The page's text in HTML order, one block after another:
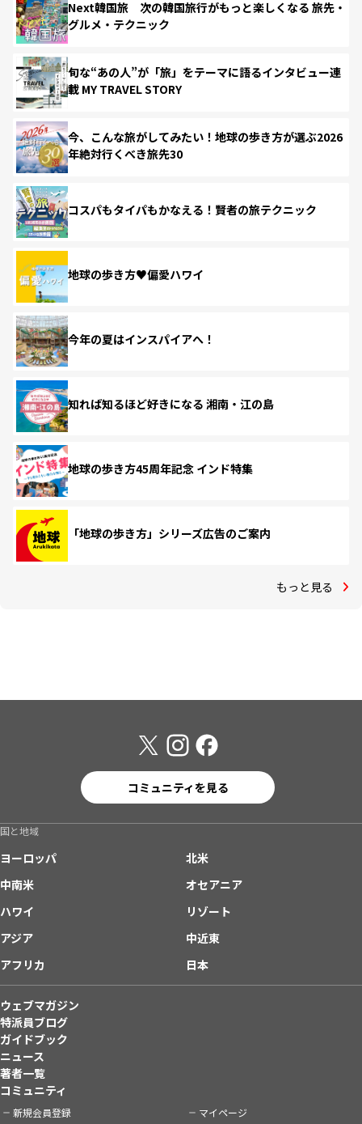
Next韓国旅 次の韓国旅行がもっと楽しくなる 旅先・
グルメ・テクニック
旬な“あの人”が「旅」をテーマに語るインタビュー連
載 MY TRAVEL STORY
今、こんな旅がしてみたい！地球の歩き方が選ぶ2026
年絶対行くべき旅先30
コスパもタイパもかなえる！賢者の旅テクニック
地球の歩き方♥偏愛ハワイ
今年の夏はインスパイアへ！
知れば知るほど好きになる 湘南・江の島
地球の歩き方45周年記念 インド特集
「地球の歩き方」シリーズ広告のご案内
もっと見る
コミュニティを見る
国と地域
ヨーロッパ
北米
中南米
オセアニア
ハワイ
リゾート
アジア
中近東
アフリカ
日本
ウェブマガジン
特派員ブログ
ガイドブック
ニュース
著者一覧
コミュニティ
新規会員登録 マイページ